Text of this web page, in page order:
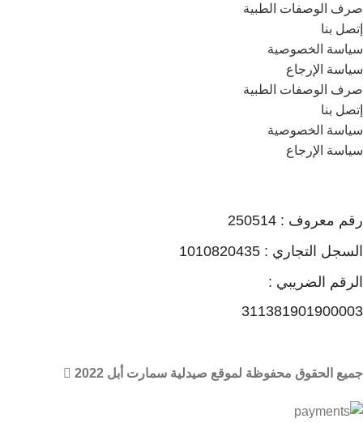
صرف الوصفات الطبية
إتصل بنا
سياسة الخصوصية
سياسة الإرجاع
صرف الوصفات الطبية
إتصل بنا
سياسة الخصوصية
سياسة الإرجاع
رقم معروف : 250514
السجل التجاري : 1010820435
الرقم الضريبي :
311381901900003
جميع الحقوق محفوظة لموقع صيدلية سمارت أبل 2022